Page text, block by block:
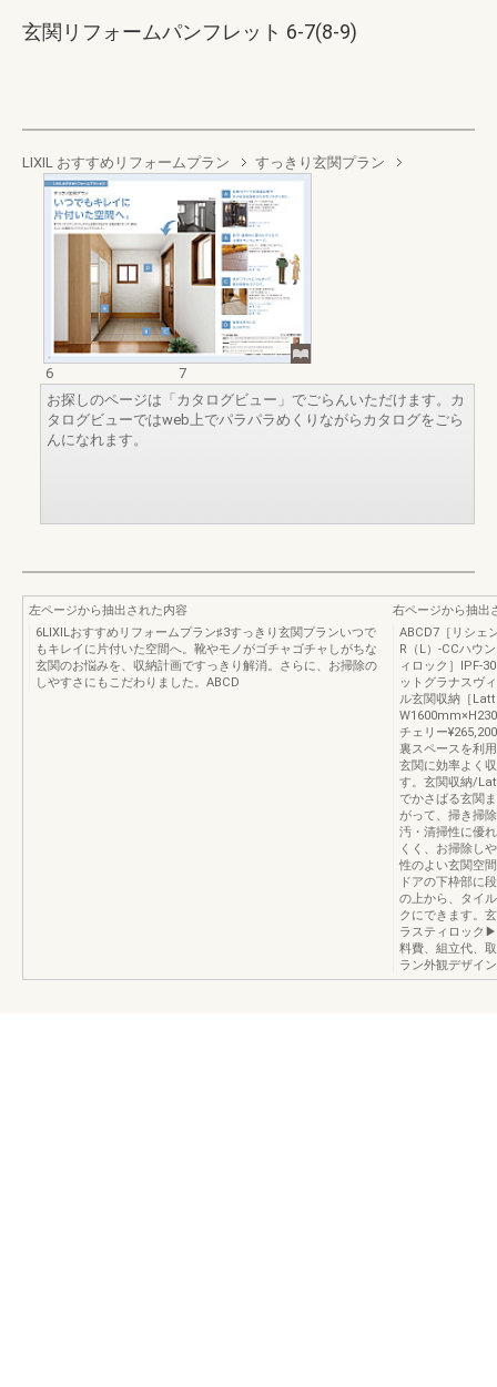
玄関リフォームパンフレット 6-7(8-9)
LIXIL おすすめリフォームプラン すっきり玄関プラン
6
7
お探しのページは「カタログビュー」でごらんいただけます。カ
タログビューではweb上でパラパラめくりながらカタログをごら
んになれます。
左ページから抽出された内容
6LIXILおすすめリフォームプラン♯3すっきり玄関プランいつで
もキレイに片付いた空間へ。靴やモノがゴチャゴチャしがちな
玄関のお悩みを、収納計画ですっきり解消。さらに、お掃除の
しやすさにもこだわりました。ABCD
右ページから抽出
ABCD7［リシェ
R（L）-CCハウ
ィロック］IPF-
ットグラナスヴ
ル玄関収納［
チェリー
裏スペースを利
玄関に効率よく
す。玄関収納/
でかさばる玄関
がって、掃き掃
汚・清掃性に優
くく、お掃除し
性のよい玄関空
ドアの下枠部に
の上から、タイ
クにできます。
ラスティロック
料費、組立代、
ラン外観デザイン